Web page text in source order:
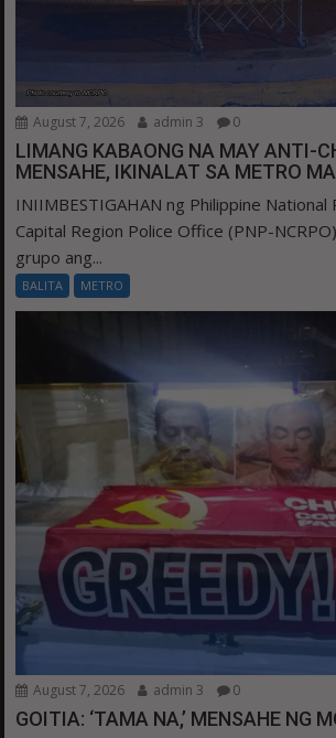
August 7, 2026 admin 3 0
LIMANG KABAONG NA MAY ANTI-
MENSAHE, IKINALAT SA METRO
INIIMBESTIGAHAN ng Philippine National
Capital Region Police Office (PNP-
grupo ang...
BALITA METRO
August 7, 2026 admin 3 0
GOITIA: ‘TAMA NA,’ MENSAHE NG